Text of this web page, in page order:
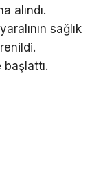
alındı.
sağlık